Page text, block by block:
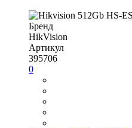
Бренд
HikVision
Артикул
395706
0